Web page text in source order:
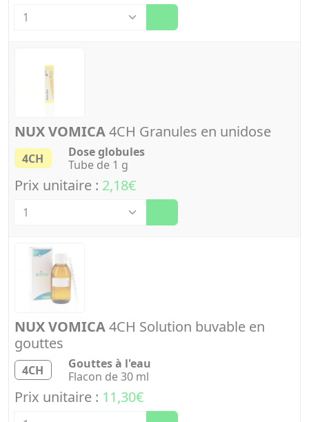
NUX VOMICA4CH Granules en unidose
4CH
Dose globules
Tube de 1 g
Prix unitaire : 2,18€
NUX VOMICA4CH Solution buvable en
gouttes
4CH
Gouttes à l'eau
Flacon de 30 ml
Prix unitaire : 11,30€